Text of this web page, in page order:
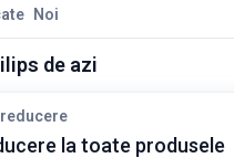
Noi
de azi
la toate produsele